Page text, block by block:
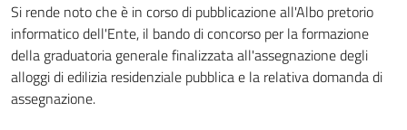
Si rende noto che è in corso di pubblicazione all'Albo pretorio
informatico dell'Ente, il bando di concorso per la formazione
della graduatoria generale finalizzata all'assegnazione degli
alloggi di edilizia residenziale pubblica e la relativa domanda di
assegnazione.